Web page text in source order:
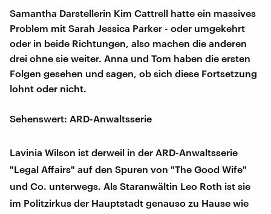
Samantha Darstellerin Kim Cattrell hatte ein massives
Problem mit Sarah Jessica Parker - oder umgekehrt
oder in beide Richtungen, also machen die anderen
drei ohne sie weiter. Anna und Tom haben die ersten
Folgen gesehen und sagen, ob sich diese Fortsetzung
lohnt oder nicht.
Sehenswert: ARD-Anwaltsserie
Lavinia Wilson ist derweil in der ARD-Anwaltsserie
"Legal Affairs" auf den Spuren von "The Good Wife"
und Co. unterwegs. Als Staranwältin Leo Roth ist sie
im Politzirkus der Hauptstadt genauso zu Hause wie